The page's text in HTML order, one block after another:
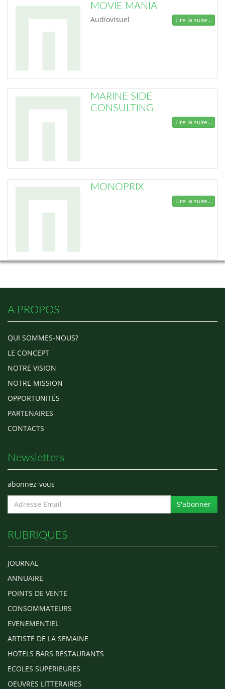
MOVIE MANIA
Audiovisuel Lire la suite...
MARINE SIDE
CONSULTING
Lire la suite...
MONOPRIX
Lire la suite...
A PROPOS
QUI SOMMES-NOUS?
LE CONCEPT
NOTRE VISION
NOTRE MISSION
OPPORTUNITÉS
PARTENAIRES
CONTACTS
Newsletters
abonnez-vous
S'abonner
RUBRIQUES
JOURNAL
ANNUAIRE
POINTS DE VENTE
CONSOMMATEURS
EVENEMENTIEL
ARTISTE DE LA SEMAINE
HOTELS BARS RESTAURANTS
ECOLES SUPERIEURES
OEUVRES LITTERAIRES